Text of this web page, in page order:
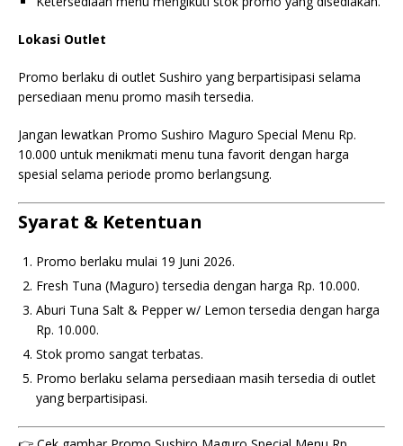
Lokasi Outlet
Promo berlaku di outlet Sushiro yang berpartisipasi selama
persediaan menu promo masih tersedia.
Jangan lewatkan Promo Sushiro Maguro Special Menu Rp.
10.000 untuk menikmati menu tuna favorit dengan harga
spesial selama periode promo berlangsung.
Syarat & Ketentuan
Promo berlaku mulai 19 Juni 2026.
Fresh Tuna (Maguro) tersedia dengan harga Rp. 10.000.
Aburi Tuna Salt & Pepper w/ Lemon tersedia dengan harga
Rp. 10.000.
Stok promo sangat terbatas.
Promo berlaku selama persediaan masih tersedia di outlet
yang berpartisipasi.